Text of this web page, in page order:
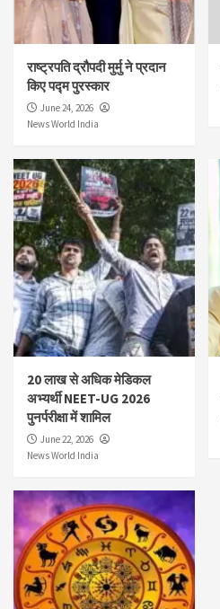
राष्ट्रपति द्रौपदी मुर्मु ने प्रदान
किए पद्म पुरस्कार
June 24, 2026
News World India
20 लाख से अधिक मेडिकल
अभ्यर्थी NEET-UG 2026
पुनर्परीक्षा में शामिल
June 22, 2026
News World India